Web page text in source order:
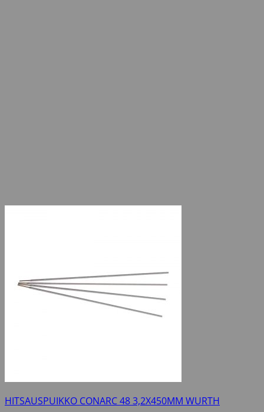
HITSAUSPUIKKO CONARC 48 3,2X450MM WURTH